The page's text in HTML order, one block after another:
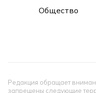
Общество
Редакция обращает
запрещены следующие